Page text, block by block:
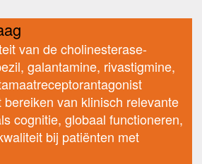
van de cholinesterase-
galantamine, rivastigmine,
van klinisch relevante
cognitie, globaal functioneren,
bij patiënten met